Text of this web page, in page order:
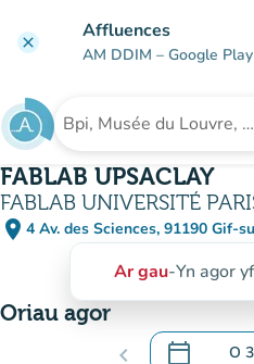
clear Affluences
AM DDIM – Google Play
Chwilio am sefydliad
FABLAB UPSACLAY
FABLAB UNIVERSITÉ
place 4 Av. des Sciences, 91190 Gif-
(agor yn
(tab
Ar gau-Yn agor
Oriau agor
chevron_left calendar_today O